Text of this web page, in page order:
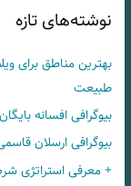
نوشته‌های تازه
بهترین مناطق برای
طبیعت
بیوگرافی افسانه
بیوگرافی ارسلان
+ معرفی استراتژی